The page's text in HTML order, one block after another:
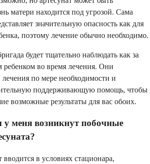
матери находится под угрозой. Сама
значительную опасность как для
поэтому лечение обычно необходимо.
будет тщательно наблюдать как за
ребенком во время лечения. Они
по мере необходимости и
поддерживающую помощь, чтобы
возможные результаты для вас обоих.
у меня возникнут побочные
вводится в условиях стационара,